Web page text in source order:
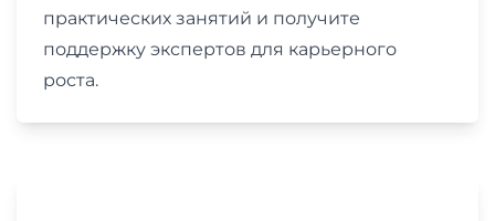
практических занятий и получите
поддержку экспертов для карьерного
роста.